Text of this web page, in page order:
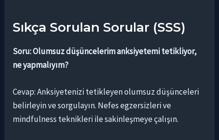
Sıkça Sorulan Sorular (SSS)
Soru: Olumsuz düşüncelerim anksiyetemi tetikliyor,
ne yapmalıyım?
Cevap: Anksiyetenizi tetikleyen olumsuz düşünceleri
belirleyin ve sorgulayın. Nefes egzersizleri ve
mindfulness teknikleri ile sakinleşmeye çalışın.